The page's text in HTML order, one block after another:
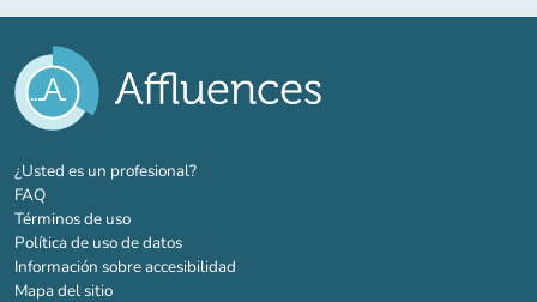
¿Usted es un profesional?(nueva pestaña)
FAQ
Términos de uso
Política de uso de datos
Información sobre accesibilidad
Mapa del sitio